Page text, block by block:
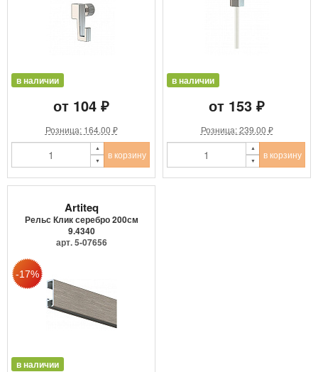
в наличии
от 104 ₽
Розница: 164.00 ₽
в корзину
в наличии
от 153 ₽
Розница: 239.00 ₽
в корзину
Artiteq
Рельс Клик серебро 200см
9.4340
арт. 5-07656
в наличии